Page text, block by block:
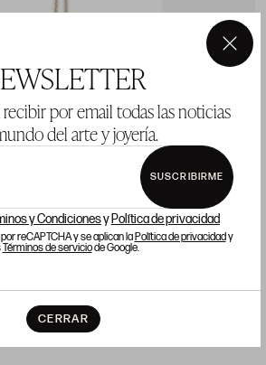
recibir por email todas las noticias
del arte y joyería.
SUSCRIBIRME
y Condicionesy Política de privacidad
reCAPTCHA y se aplican laPolítica de privacidady
Términos de serviciode Google.
CERRAR
×
DE ORO Y PLATA CON